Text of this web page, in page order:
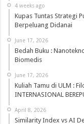
4 weeks ago
Kupas Tuntas Strategi
Berpeluang Didanai
June 17, 2026
Bedah Buku :
Biomedis
June 17, 2026
Kuliah Tamu di ULM :
INTERNASIONAL
April 8, 2026
Similarity Index vs AI